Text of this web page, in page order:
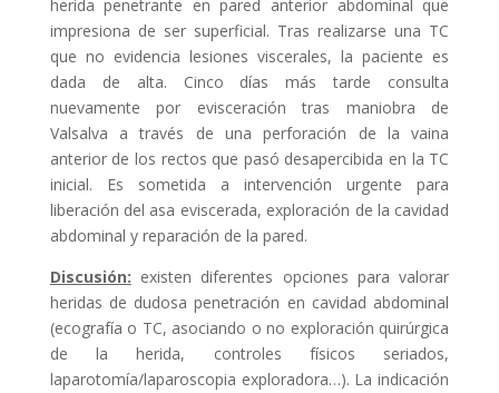
herida penetrante en pared anterior abdominal que
impresiona de ser superficial. Tras realizarse una TC
que no evidencia lesiones viscerales, la paciente es
dada de alta. Cinco días más tarde consulta
nuevamente por evisceración tras maniobra de
Valsalva a través de una perforación de la vaina
anterior de los rectos que pasó desapercibida en la TC
inicial. Es sometida a intervención urgente para
liberación del asa eviscerada, exploración de la cavidad
abdominal y reparación de la pared.
Discusión: existen diferentes opciones para valorar
heridas de dudosa penetración en cavidad abdominal
(ecografía o TC, asociando o no exploración quirúrgica
de la herida, controles físicos seriados,
laparotomía/laparoscopia exploradora…). La indicación